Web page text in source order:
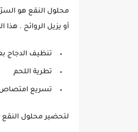
محلول النقع هو
أو يزيل الروائح .
تنظيف الدجاج
تطرية اللحم
تسريع امتصاص
لتحضير محلول النقع